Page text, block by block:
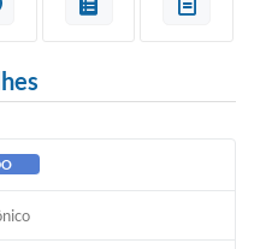
de Empresas
Presenciais